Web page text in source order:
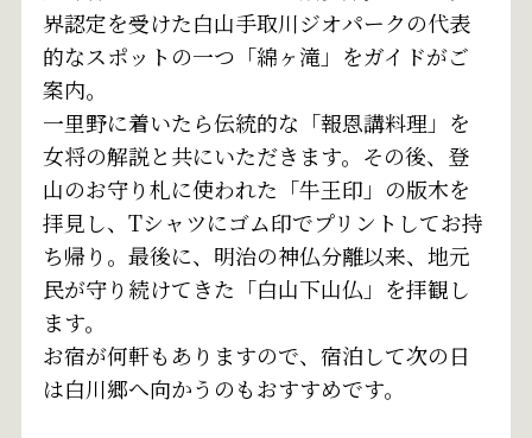
界認定を受けた白山手取川ジオパークの代表
的なスポットの一つ「綿ヶ滝」をガイドがご
案内。
一里野に着いたら伝統的な「報恩講料理」を
女将の解説と共にいただきます。その後、登
山のお守り札に使われた「牛王印」の版木を
拝見し、Tシャツにゴム印でプリントしてお持
ち帰り。最後に、明治の神仏分離以来、地元
民が守り続けてきた「白山下山仏」を拝観し
ます。
お宿が何軒もありますので、宿泊して次の日
は白川郷へ向かうのもおすすめです。